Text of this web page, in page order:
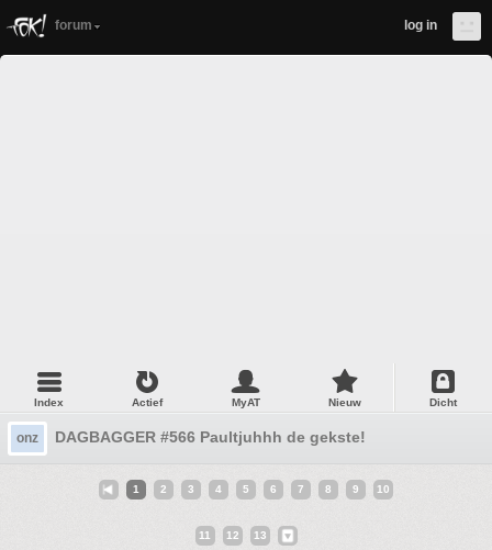
forum log in
Index Actief MyAT Nieuw Dicht
onz DAGBAGGER #566 Paultjuhhh de gekste!
1 2 3 4 5 6 7 8 9 10
11 12 13